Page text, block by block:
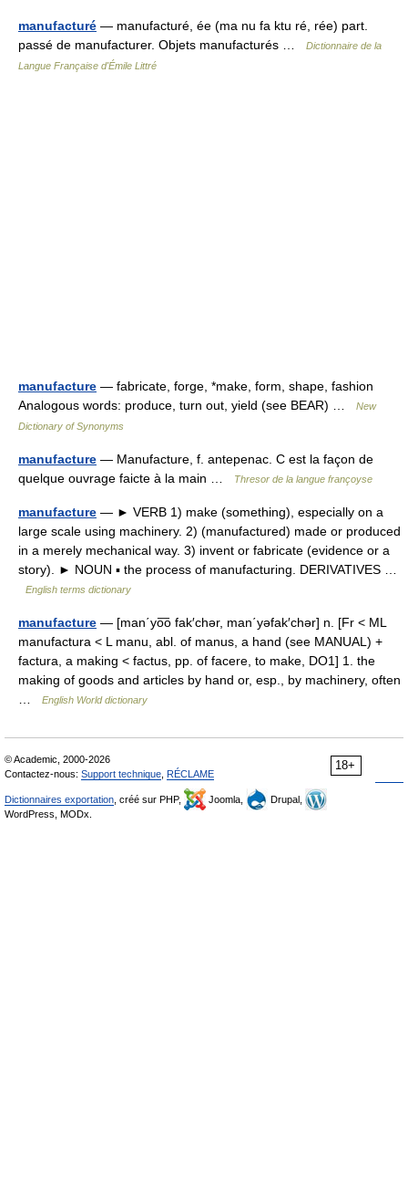
manufacturé — manufacturé, ée (ma nu fa ktu ré, rée) part.
passé de manufacturer. Objets manufacturés …
Dictionnaire de la
Langue Française d'Émile Littré
manufacture — fabricate, forge, *make, form, shape, fashion
Analogous words: produce, turn out, yield (see BEAR) …
New
Dictionary of Synonyms
manufacture — Manufacture, f. antepenac. C est la façon de
quelque ouvrage faicte à la main …
Thresor de la langue françoyse
manufacture — ► VERB 1) make (something), especially on a
large scale using machinery. 2) (manufactured) made or produced
in a merely mechanical way. 3) invent or fabricate (evidence or a
story). ► NOUN ▪ the process of manufacturing. DERIVATIVES …
English terms dictionary
manufacture — [man΄yo͞o fak′chər, man΄yəfak′chər] n. [Fr < ML
manufactura < L manu, abl. of manus, a hand (see MANUAL) +
factura, a making < factus, pp. of facere, to make, DO1] 1. the
making of goods and articles by hand or, esp., by machinery, often
…
English World dictionary
18+
© Academic, 2000-2026
Contactez-nous: Support technique RÉCLAME
Dictionnaires exportation , créé sur PHP, Joomla,
Drupal,
WordPress, MODx.